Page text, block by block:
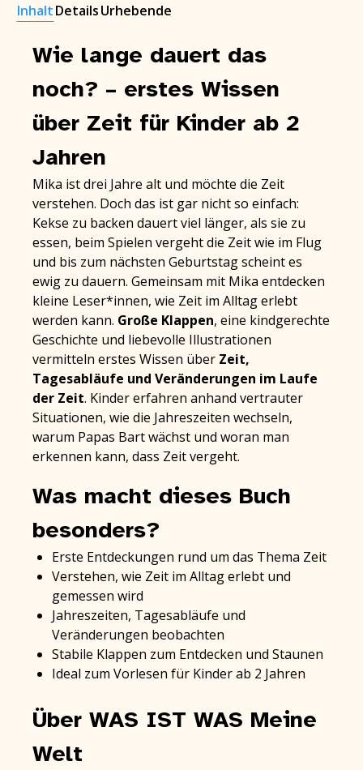
InhaltDetailsUrhebende
Wie lange dauert das
noch? – erstes Wissen
über Zeit für Kinder ab 2
Jahren
Mika ist drei Jahre alt und möchte die Zeit
verstehen. Doch das ist gar nicht so einfach:
Kekse zu backen dauert viel länger, als sie zu
essen, beim Spielen vergeht die Zeit wie im Flug
und bis zum nächsten Geburtstag scheint es
ewig zu dauern. Gemeinsam mit Mika entdecken
kleine Leser*innen, wie Zeit im Alltag erlebt
werden kann. Große Klappen, eine kindgerechte
Geschichte und liebevolle Illustrationen
vermitteln erstes Wissen über Zeit,
Tagesabläufe und Veränderungen im Laufe
der Zeit. Kinder erfahren anhand vertrauter
Situationen, wie die Jahreszeiten wechseln,
warum Papas Bart wächst und woran man
erkennen kann, dass Zeit vergeht.
Was macht dieses Buch
besonders?
Erste Entdeckungen rund um das Thema Zeit
Verstehen, wie Zeit im Alltag erlebt und
gemessen wird
Jahreszeiten, Tagesabläufe und
Veränderungen beobachten
Stabile Klappen zum Entdecken und Staunen
Ideal zum Vorlesen für Kinder ab 2 Jahren
Über WAS IST WAS Meine
Welt